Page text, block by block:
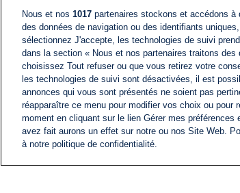
Nous et nos 1017 partenaires stockons et accédons
des données de navigation ou des identifiants
sélectionnez J'accepte, les technologies de suivi
dans la section « Nous et nos partenaires traitons des
choisissez Tout refuser ou que vous retirez votre
les technologies de suivi sont désactivées, il est
annonces qui vous sont présentés ne soient pas
réapparaître ce menu pour modifier vos choix ou pour
moment en cliquant sur le lien Gérer mes préférences
avez fait aurons un effet sur notre ou nos Site Web.
à notre politique de confidentialité.